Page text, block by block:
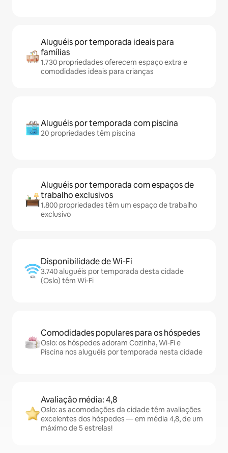
Aluguéis por temporada ideais para
famílias
1.730 propriedades oferecem espaço extra e
comodidades ideais para crianças
Aluguéis por temporada com piscina
20 propriedades têm piscina
Aluguéis por temporada com espaços de
trabalho exclusivos
1.800 propriedades têm um espaço de trabalho
exclusivo
Disponibilidade de Wi-Fi
3.740 aluguéis por temporada desta cidade
(Oslo) têm Wi-Fi
Comodidades populares para os hóspedes
Oslo: os hóspedes adoram Cozinha, Wi-Fi e
Piscina nos aluguéis por temporada nesta cidade
Avaliação média: 4,8
Oslo: as acomodações da cidade têm avaliações
excelentes dos hóspedes — em média 4,8, de um
máximo de 5 estrelas!